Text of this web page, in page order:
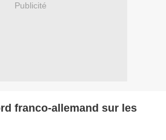
Publicité
franco-allemand sur les